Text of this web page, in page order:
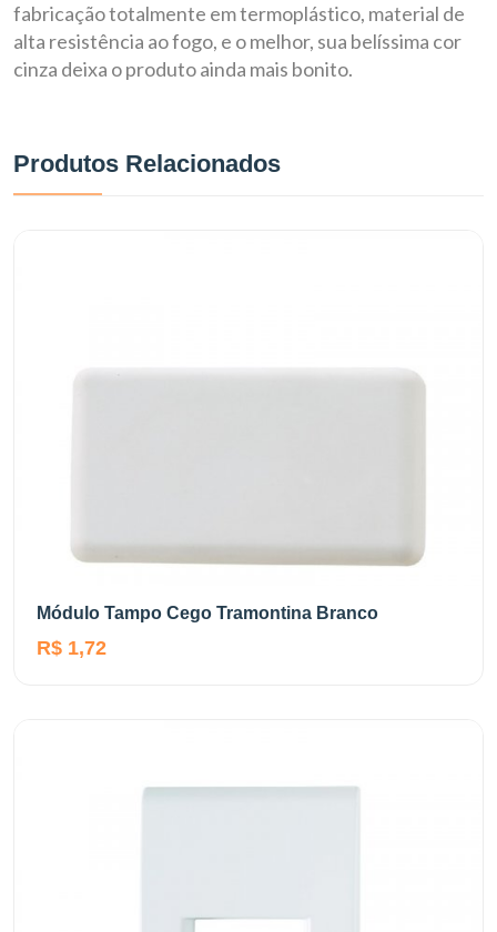
fabricação totalmente em termoplástico, material de
alta resistência ao fogo, e o melhor, sua belíssima cor
cinza deixa o produto ainda mais bonito.
Produtos Relacionados
Módulo Tampo Cego Tramontina Branco
R$ 1,72